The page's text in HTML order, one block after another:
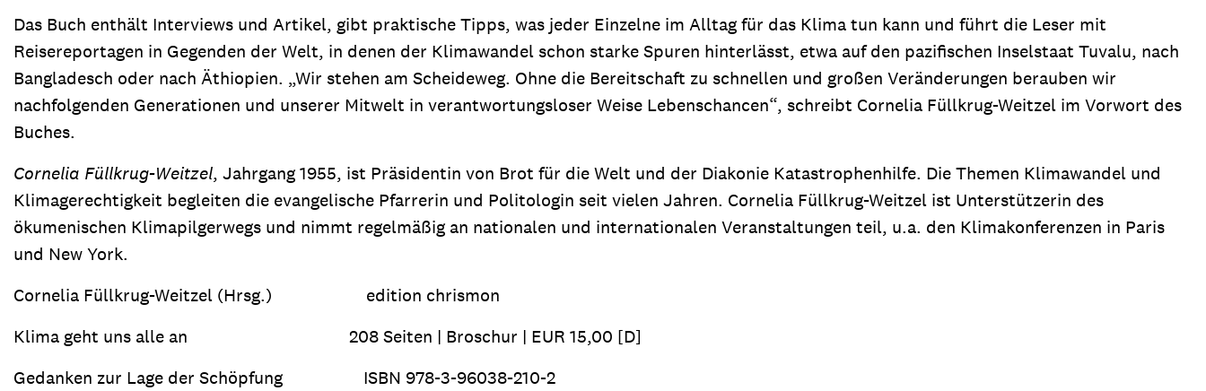
Sie brauchen Materialien?
Entdecken Sie unsere zahlreichen Publikationen & Materialien:
Gemeindematerial Fachpublikationen
Projektmaterial
Das Buch enthält Interviews und Artikel, gibt praktische Tipps, was jeder Einzelne im Alltag für das Klima tun kann und führt die Leser mit
Reisereportagen in Gegenden der Welt, in denen der Klimawandel schon starke Spuren hinterlässt, etwa auf den pazifischen Inselstaat Tuvalu, nach
Bangladesch oder nach Äthiopien. „Wir stehen am Scheideweg. Ohne die Bereitschaft zu schnellen und großen Veränderungen berauben wir
nachfolgenden Generationen und unserer Mitwelt in verantwortungsloser Weise Lebenschancen“, schreibt Cornelia Füllkrug-Weitzel im Vorwort des
Buches.
Cornelia Füllkrug-Weitzel, Jahrgang 1955, ist Präsidentin von Brot für die Welt und der Diakonie Katastrophenhilfe. Die Themen Klimawandel und
Klimagerechtigkeit begleiten die evangelische Pfarrerin und Politologin seit vielen Jahren. Cornelia Füllkrug-Weitzel ist Unterstützerin des
ökumenischen Klimapilgerwegs und nimmt regelmäßig an nationalen und internationalen Veranstaltungen teil, u.a. den Klimakonferenzen in Paris
und New York.
Cornelia Füllkrug-Weitzel (Hrsg.) edition chrismon
Klima geht uns alle an 208 Seiten | Broschur | EUR 15,00 [D]
Gedanken zur Lage der Schöpfung ISBN 978-3-96038-210-2